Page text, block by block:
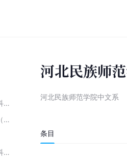
汉语言文学专业（本科）
播音与主持艺术专业（本科）
主持与播音专业（专科）
河北民族师
河北民族师范学院中文系
条目